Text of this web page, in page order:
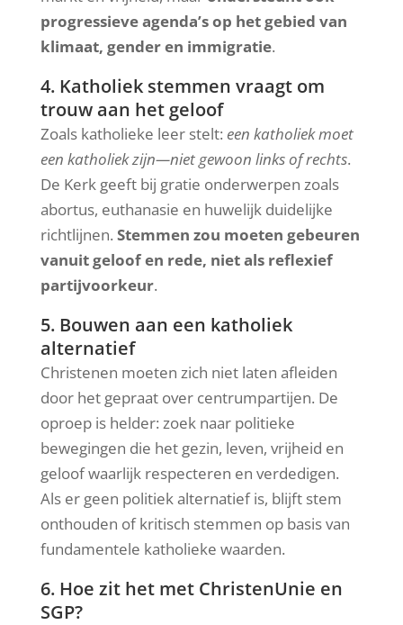
progressieve agenda’s op het gebied van
klimaat, gender en immigratie.
4. Katholiek stemmen vraagt om
trouw aan het geloof
Zoals katholieke leer stelt: een katholiek moet
een katholiek zijn—niet gewoon links of rechts.
De Kerk geeft bij gratie onderwerpen zoals
abortus, euthanasie en huwelijk duidelijke
richtlijnen. Stemmen zou moeten gebeuren
vanuit geloof en rede, niet als reflexief
partijvoorkeur.
5. Bouwen aan een katholiek
alternatief
Christenen moeten zich niet laten afleiden
door het gepraat over centrumpartijen. De
oproep is helder: zoek naar politieke
bewegingen die het gezin, leven, vrijheid en
geloof waarlijk respecteren en verdedigen.
Als er geen politiek alternatief is, blijft stem
onthouden of kritisch stemmen op basis van
fundamentele katholieke waarden.
6. Hoe zit het met ChristenUnie en
SGP?